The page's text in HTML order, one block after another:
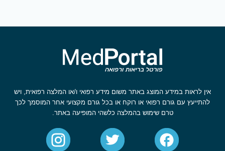
אין לראות במידע המוצג באתר משום מידע רפואי ו/או המלצה רפואית, ויש
להתייעץ עם גורם רפואי או רוקח או בכל גורם מקצועי אחר המוסמך לכך
טרם שימוש בהמלצה כלשהי המופיעה באתר.